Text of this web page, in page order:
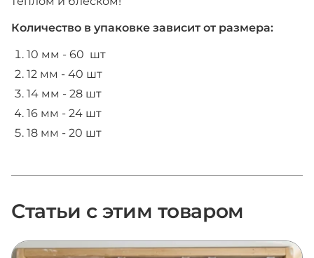
Количество в упаковке зависит от размера:
10 мм - 60 шт
12 мм - 40 шт
14 мм - 28 шт
16 мм - 24 шт
18 мм - 20 шт
Статьи с этим товаром